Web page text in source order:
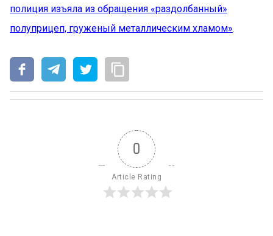
полиция изъяла из обращения «раздолбанный»
полуприцеп, груженый металлическим хламом».
0
Article Rating